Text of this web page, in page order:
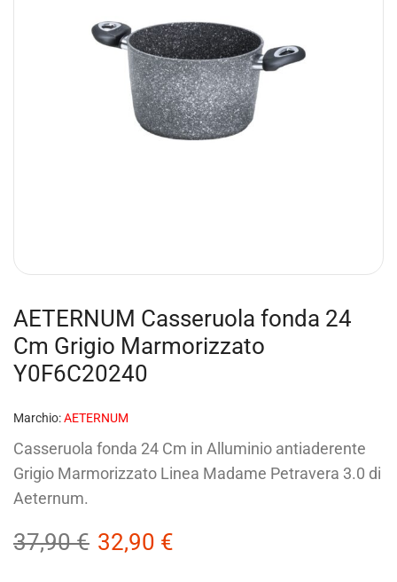
AETERNUM Casseruola fonda 24
Cm Grigio Marmorizzato
Y0F6C20240
Marchio:AETERNUM
Casseruola fonda 24 Cm in Alluminio antiaderente
Grigio Marmorizzato Linea Madame Petravera 3.0 di
Aeternum.
37,90€ 32,90 €